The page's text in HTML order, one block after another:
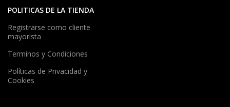
POLITICAS DE LA TIENDA
Registrarse como cliente
mayorista
Terminos y Condiciones
Políticas de Privacidad y
Cookies